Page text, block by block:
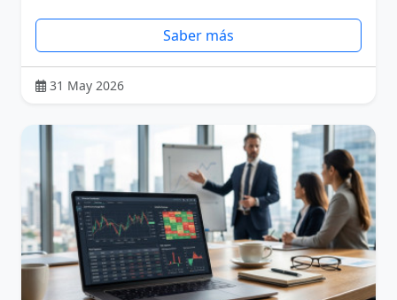
Saber más
31 May 2026